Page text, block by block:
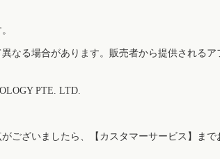
なる場合があります。販売者から提供される
PTE. LTD.
ございましたら、【カスタマーサービス】ま